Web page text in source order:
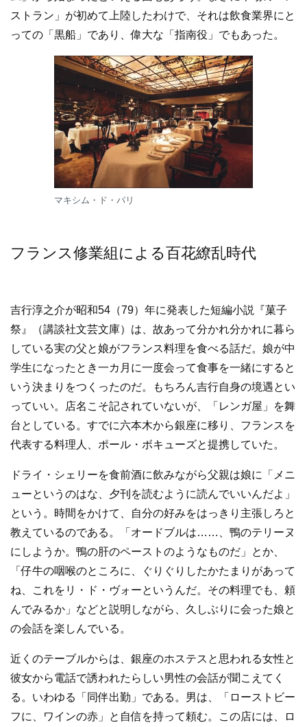
ストラン」が初めて上陸したわけで、それは飲食業界にと
っての「黒船」であり、偉大な「指南役」でもあった。
マキシム・ド・パリ
フランス修業組による百花繚乱時代
吉行淳之介が昭和54（79）年に発表した短編小説『菓子
祭』（講談社文芸文庫）は、故あって分かれ分かれに暮ら
している実の父と娘がフランス料理を食べる話だ。娘が中
学生になったとき一カ月に一度会って食事を一緒にすると
いう決まりをつくったのだ。もちろん吉行自身の境遇とい
っていい。店名こそ記されていないが、「レンガ屋」を舞
台としている。すでに六本木から銀座に移り、フランスを
代表する料理人、ポール・ボキューズと提携していた。
ドライ・シェリーを食前酒に飲みながら父親は娘に「メニ
ューというのはな、夕刊を読むように読んでいいんだよ」
という。時間をかけて、自分の好みをはっきり主張しろと
教えているのである。「オードブルは……、鴨のテリーヌ
にしようか。鴨の肝のペーストのようなものだ」とか、
「仔牛の咽喉のところに、ぐりぐりしたかたまりがあって
ね、これをリ・ド・ヴォーというんだ。その料理でも、頼
んでみるか」などと説明しながら、久しぶりに会った娘と
の会話を楽しんでいる。
近くのテーブルからは、銀座のホステスと思われる女性と
彼女から電話で誘われたらしい男性の会話が聞こえてく
る。いわゆる「同伴出勤」である。男は、「ローストビー
フに、ワインの赤」と自信を持って頼む。この店には、ロ